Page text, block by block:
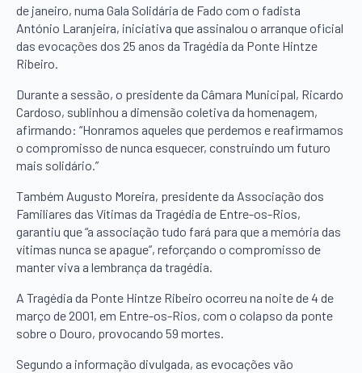
de janeiro, numa Gala Solidária de Fado com o fadista
António Laranjeira, iniciativa que assinalou o arranque oficial
das evocações dos 25 anos da Tragédia da Ponte Hintze
Ribeiro.
Durante a sessão, o presidente da Câmara Municipal, Ricardo
Cardoso, sublinhou a dimensão coletiva da homenagem,
afirmando: “Honramos aqueles que perdemos e reafirmamos
o compromisso de nunca esquecer, construindo um futuro
mais solidário.”
Também Augusto Moreira, presidente da Associação dos
Familiares das Vítimas da Tragédia de Entre-os-Rios,
garantiu que “a associação tudo fará para que a memória das
vítimas nunca se apague”, reforçando o compromisso de
manter viva a lembrança da tragédia.
A Tragédia da Ponte Hintze Ribeiro ocorreu na noite de 4 de
março de 2001, em Entre-os-Rios, com o colapso da ponte
sobre o Douro, provocando 59 mortes.
Segundo a informação divulgada, as evocações vão